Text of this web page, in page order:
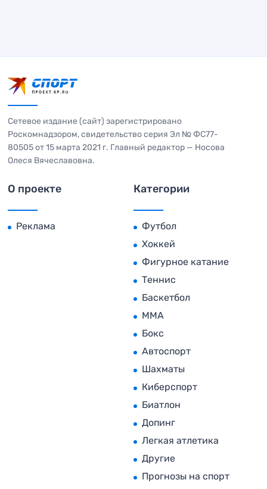
Сетевое издание (сайт) зарегистрировано
Роскомнадзором, свидетельство серия Эл № ФС77-
80505 от 15 марта 2021 г. Главный редактор — Носова
Олеся Вячеславовна.
О проекте
Реклама
Категории
Футбол
Хоккей
Фигурное катание
Теннис
Баскетбол
MMA
Бокс
Автоспорт
Шахматы
Киберспорт
Биатлон
Допинг
Легкая атлетика
Другие
Прогнозы на спорт